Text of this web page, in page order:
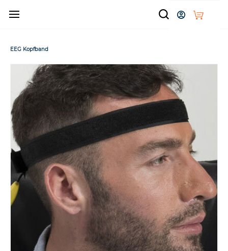
Hauptinhalt
EEG Kopfband